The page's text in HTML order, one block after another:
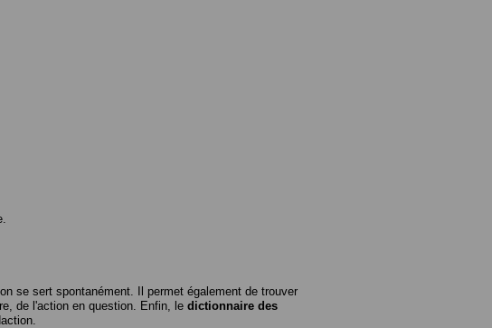
se sert spontanément. Il permet également de trouver
de l'action en question. Enfin, le dictionnaire des